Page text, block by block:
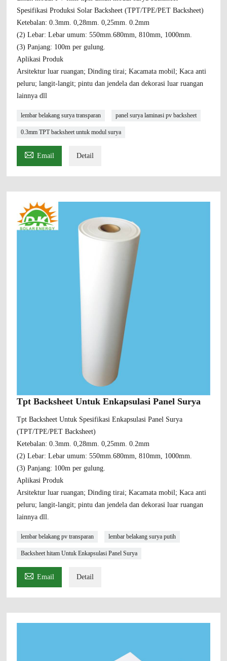
Spesifikasi Produksi Solar Backsheet (TPT/TPE/PET Backsheet)
Ketebalan: 0.3mm. 0,28mm. 0,25mm. 0.2mm
(2) Lebar: Lebar umum: 550mm.680mm, 810mm, 1000mm.
(3) Panjang: 100m per gulung.
Aplikasi Produk
Arsitektur luar ruangan; Dinding tirai; Kacamata mobil; Kaca anti
peluru; langit-langit; pintu dan jendela dan dekorasi luar ruangan
lainnya dll
lembar belakang surya transparan panel surya laminasi pv backsheet
0.3mm TPT backsheet untuk modul surya
 Email Detail
Tpt Backsheet Untuk Enkapsulasi Panel Surya
Tpt Backsheet Untuk Spesifikasi Enkapsulasi Panel Surya
(TPT/TPE/PET Backsheet)
Ketebalan: 0.3mm. 0,28mm. 0,25mm. 0.2mm
(2) Lebar: Lebar umum: 550mm.680mm, 810mm, 1000mm.
(3) Panjang: 100m per gulung.
Aplikasi Produk
Arsitektur luar ruangan; Dinding tirai; Kacamata mobil; Kaca anti
peluru; langit-langit; pintu dan jendela dan dekorasi luar ruangan
lainnya dll.
lembar belakang pv transparan lembar belakang surya putih
Backsheet hitam Untuk Enkapsulasi Panel Surya
 Email Detail